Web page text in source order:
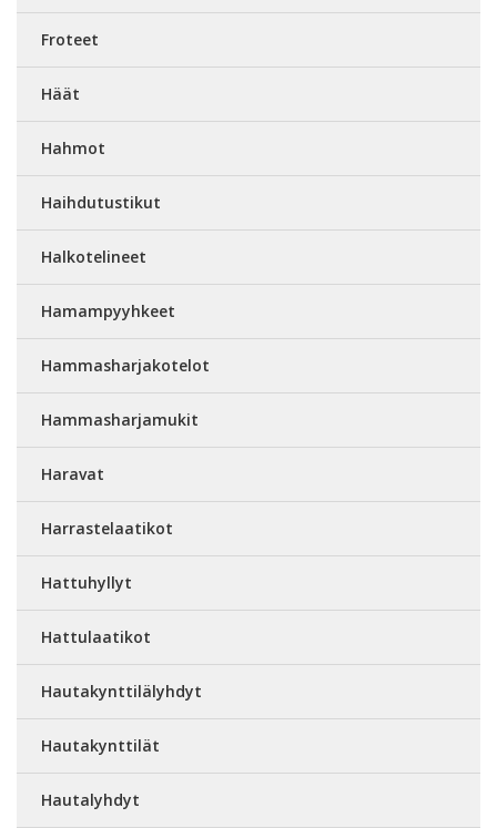
Froteet
Häät
Hahmot
Haihdutustikut
Halkotelineet
Hamampyyhkeet
Hammasharjakotelot
Hammasharjamukit
Haravat
Harrastelaatikot
Hattuhyllyt
Hattulaatikot
Hautakynttilälyhdyt
Hautakynttilät
Hautalyhdyt